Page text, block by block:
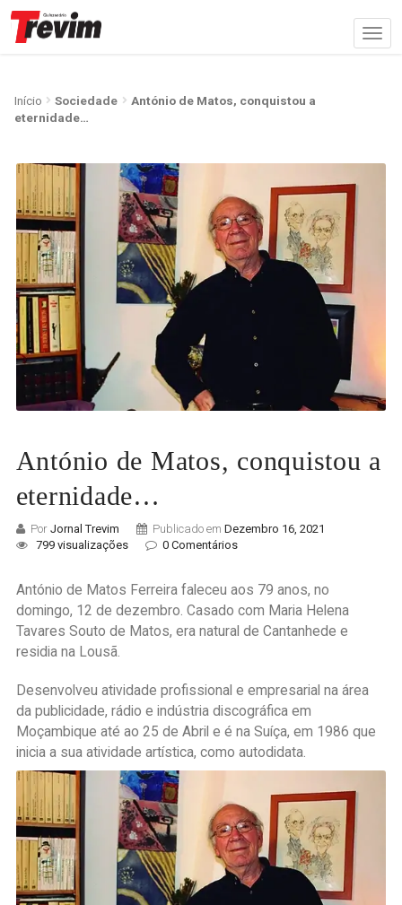
Início Sociedade
António de Matos, conquistou a
eternidade…
António de Matos, conquistou a
eternidade…
Por Jornal Trevim Publicado em Dezembro 16, 2021
799 visualizações
0 Comentários
António de Matos Ferreira faleceu aos 79 anos, no
domingo, 12 de dezembro. Casado com Maria Helena
Tavares Souto de Matos, era natural de Cantanhede e
residia na Lousã.
Desenvolveu atividade profissional e empresarial na área
da publicidade, rádio e indústria discográfica em
Moçambique até ao 25 de Abril e é na Suíça, em 1986 que
inicia a sua atividade artística, como autodidata.